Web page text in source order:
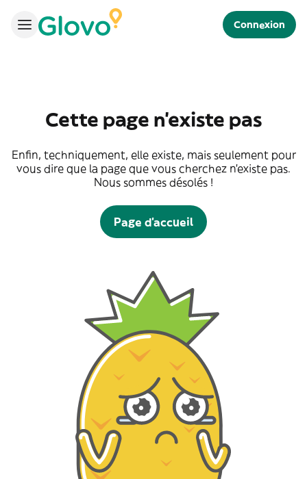
Connexion
Cette page n'existe pas
Enfin, techniquement, elle existe, mais seulement pour
vous dire que la page que vous cherchez n'existe pas.
Nous sommes désolés !
Page d'accueil